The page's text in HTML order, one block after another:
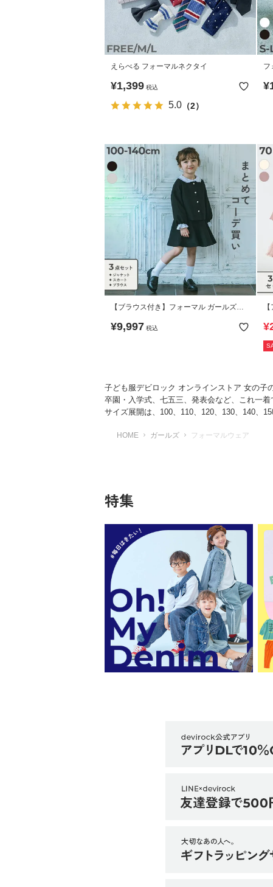
えらべる フォーマルネクタイ
¥1,399 税込
5.0 （2）
フ
¥
【ブラウス付き】フォーマル ガールズノ
¥9,997 税込
ス
¥
子ども服デビロック オンラインストア 女の子
卒園・入学式、七五三、発表会など、これ一
サイズ展開は、100、110、120、130、140、
HOME ガールズ フォーマルウェア
特集